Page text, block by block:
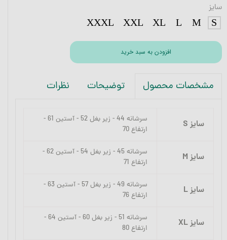
سایز
S
M
L
XL
XXL
XXXL
افزودن به سبد خرید
مشخصات محصول توضیحات نظرات
سایز S
سرشانه 44 - زیر بغل 52 - آستین 61 -
ارتفاع 70
سایز M
سرشانه 45 - زیر بغل 54 - آستین 62 -
ارتفاع 71
سایز L
سرشانه 49 - زیر بغل 57 - آستین 63 -
ارتفاع 76
سایز XL
سرشانه 51 - زیر بغل 60 - آستین 64 -
ارتفاع 80